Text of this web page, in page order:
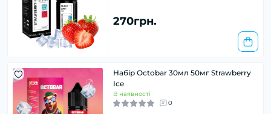
270грн.
Набір Octobar 30мл 50мг Strawberry
Ice
В наявності
0